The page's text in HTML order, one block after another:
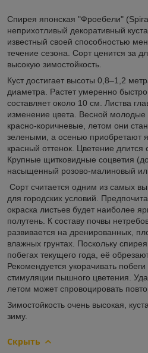
Спирея японская "Фроебели"
неприхотливый декоративный
известный своей способностью
течение сезона. Сорт ценится за
высокую зимостойкость.
Куст достигает высоты 0,8–1,2
диаметра. Растет умеренно
составляет около 10 см. Листва
изменение цвета. Весной молодые
красно-коричневые, летом они
зелеными, а осенью приобретают
красный оттенок. Цветение длится
Крупные щитковидные соцветия
насыщенный розово-малиновый
Сорт считается одним из самых
для городских условий.
окраска листьев будет наиболее
полутень. К составу почвы
развивается на дренированных,
влажных грунтах. Поскольку
побегах текущего года, её
Рекомендуется укорачивать
стимуляции пышного цветения.
летом может спровоцировать
Зимостойкость очень высокая,
зиму.
Скрыть